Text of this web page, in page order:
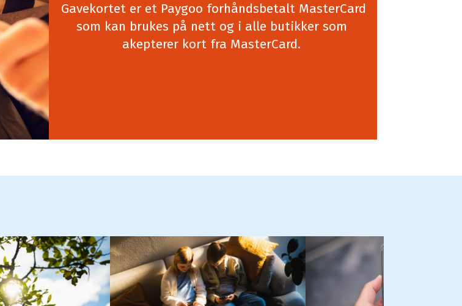
Gavekortet er et Paygoo forhåndsbetalt MasterCard
som kan brukes på nett og i alle butikker som
akepterer kort fra MasterCard.